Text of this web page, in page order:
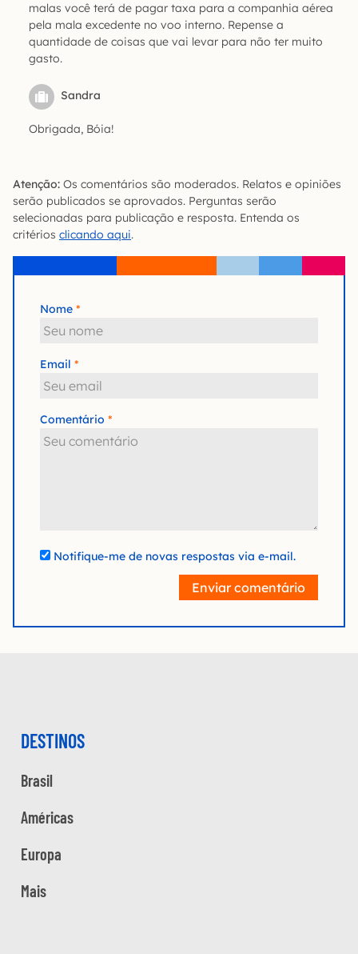
malas você terá de pagar taxa para a companhia aérea
pela mala excedente no voo interno. Repense a
quantidade de coisas que vai levar para não ter muito
gasto.
Sandra
Obrigada, Bóia!
Atenção: Os comentários são moderados. Relatos e opiniões
serão publicados se aprovados. Perguntas serão
selecionadas para publicação e resposta. Entenda os
critérios clicando aqui.
Nome
Email
Comentário
Notifique-me de novas respostas via e-mail.
Enviar comentário
DESTINOS
Brasil
Américas
Europa
Mais